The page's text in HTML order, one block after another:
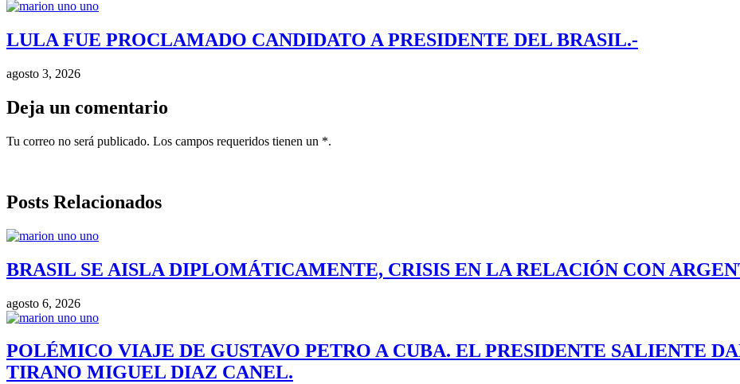
LULA FUE PROCLAMADO CANDIDATO A PRESIDENTE DEL BRASIL.-
agosto 3, 2026
Deja un comentario
Tu correo no será publicado. Los campos requeridos tienen un *.
Posts Relacionados
BRASIL SE AISLA DIPLOMÁTICAMENTE, CRISIS EN LA RELACIÓN CON
agosto 6, 2026
POLÉMICO VIAJE DE GUSTAVO PETRO A CUBA. EL PRESIDENTE SALIENTE
TIRANO MIGUEL DIAZ CANEL.